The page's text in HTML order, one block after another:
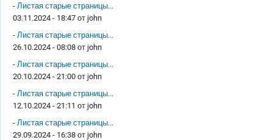
- Листая старые страницы...
03.11.2024 - 18:47 от john
- Листая старые страницы...
26.10.2024 - 08:08 от john
- Листая старые страницы...
20.10.2024 - 21:00 от john
- Листая старые страницы...
12.10.2024 - 21:11 от john
- Листая старые страницы...
29.09.2024 - 16:38 от john